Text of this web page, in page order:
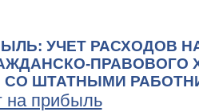
УЧЕТ РАСХОДОВ
ПРАВОВОГО
ШТАТНЫМИ
на прибыль